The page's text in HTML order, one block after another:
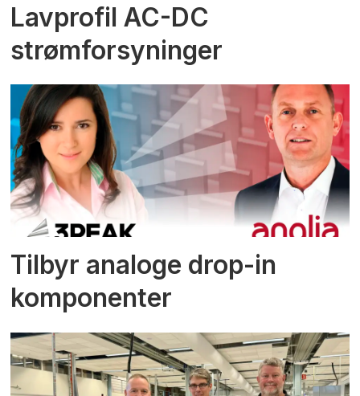
Lavprofil AC-DC
strømforsyninger
Tilbyr analoge drop-in
komponenter